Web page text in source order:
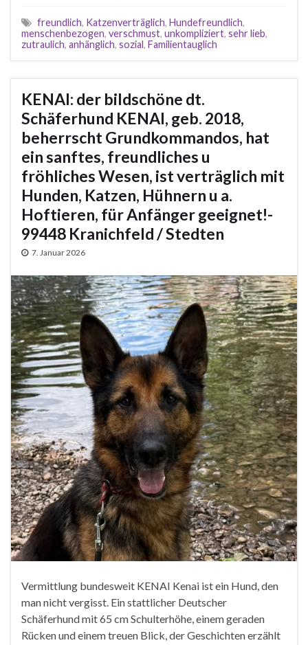
freundlich, Katzenverträglich, Hundefreundlich,
menschenbezogen, verschmust, unkompliziert, sehr lieb,
zutraulich, anhänglich, sozial, Familientauglich
KENAI: der bildschöne dt.
Schäferhund KENAI, geb. 2018,
beherrscht Grundkommandos, hat
ein sanftes, freundliches u
fröhliches Wesen, ist verträglich mit
Hunden, Katzen, Hühnern u a.
Hoftieren, für Anfänger geeignet!-
99448 Kranichfeld / Stedten
7. Januar 2026
Vermittlung bundesweit KENAI Kenai ist ein Hund, den
man nicht vergisst. Ein stattlicher Deutscher
Schäferhund mit 65 cm Schulterhöhe, einem geraden
Rücken und einem treuen Blick, der Geschichten erzählt